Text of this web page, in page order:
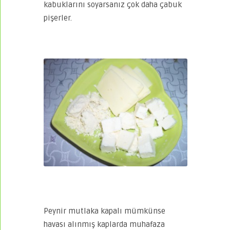
kabuklarını soyarsanız çok daha çabuk
pişerler.
Peynir mutlaka kapalı mümkünse
havası alınmış kaplarda muhafaza